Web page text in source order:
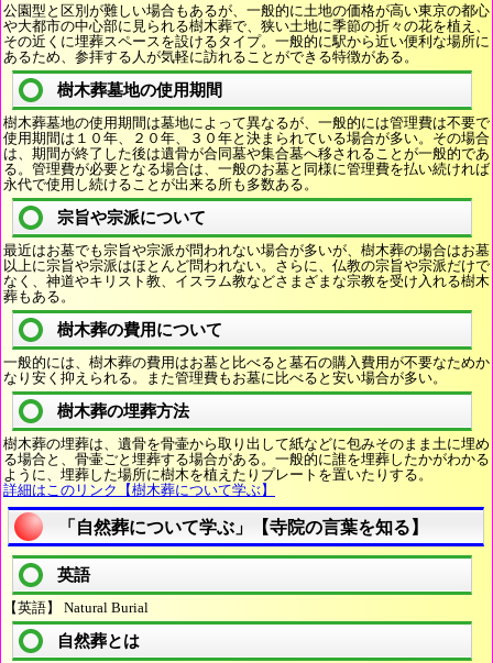
公園型と区別が難しい場合もあるが、一般的に土地の価格が高い東京の都心
や大都市の中心部に見られる樹木葬で、狭い土地に季節の折々の花を植え、
その近くに埋葬スペースを設けるタイプ。一般的に駅から近い便利な場所に
あるため、参拝する人が気軽に訪れることができる特徴がある。
樹木葬墓地の使用期間
樹木葬墓地の使用期間は墓地によって異なるが、一般的には管理費は不要で
使用期間は１０年、２０年、３０年と決まられている場合が多い。その場合
は、期間が終了した後は遺骨が合同墓や集合墓へ移されることが一般的であ
る。管理費が必要となる場合は、一般のお墓と同様に管理費を払い続ければ
永代で使用し続けることが出来る所も多数ある。
宗旨や宗派について
最近はお墓でも宗旨や宗派が問われない場合が多いが、樹木葬の場合はお墓
以上に宗旨や宗派はほとんど問われない。さらに、仏教の宗旨や宗派だけで
なく、神道やキリスト教、イスラム教などさまざまな宗教を受け入れる樹木
葬もある。
樹木葬の費用について
一般的には、樹木葬の費用はお墓と比べると墓石の購入費用が不要なためか
なり安く抑えられる。また管理費もお墓に比べると安い場合が多い。
樹木葬の埋葬方法
樹木葬の埋葬は、遺骨を骨壷から取り出して紙などに包みそのまま土に埋め
る場合と、骨壷ごと埋葬する場合がある。一般的に誰を埋葬したかがわかる
ように、埋葬した場所に樹木を植えたりプレートを置いたりする。
詳細はこのリンク【樹木葬について学ぶ】
「自然葬について学ぶ」【寺院の言葉を知る】
英語
【英語】 Natural Burial
自然葬とは